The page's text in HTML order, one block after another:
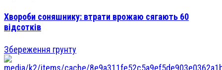
Хвороби соняшнику: втрати врожаю сягають 60
відсотків
Збереження грунту